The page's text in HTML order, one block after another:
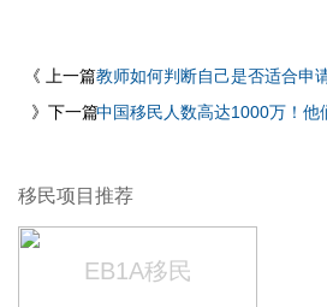
《 上一篇教师如何判断自己是否适合申
》下一篇中国移民人数高达1000万！他
移民项目推荐
EB1A移民